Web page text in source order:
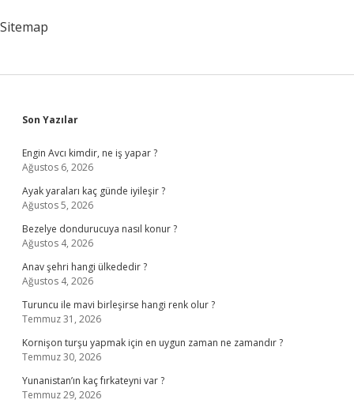
Sitemap
Sidebar
Son Yazılar
Engin Avcı kimdir, ne iş yapar ?
Ağustos 6, 2026
Ayak yaraları kaç günde iyileşir ?
Ağustos 5, 2026
Bezelye dondurucuya nasıl konur ?
Ağustos 4, 2026
Anav şehri hangi ülkededir ?
Ağustos 4, 2026
Turuncu ile mavi birleşirse hangi renk olur ?
Temmuz 31, 2026
Kornişon turşu yapmak için en uygun zaman ne zamandır ?
Temmuz 30, 2026
Yunanistan’ın kaç fırkateyni var ?
Temmuz 29, 2026